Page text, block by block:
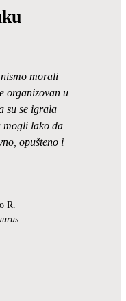
morali
organizovan u
su se igrala
mogli lako da
opušteno i
R.